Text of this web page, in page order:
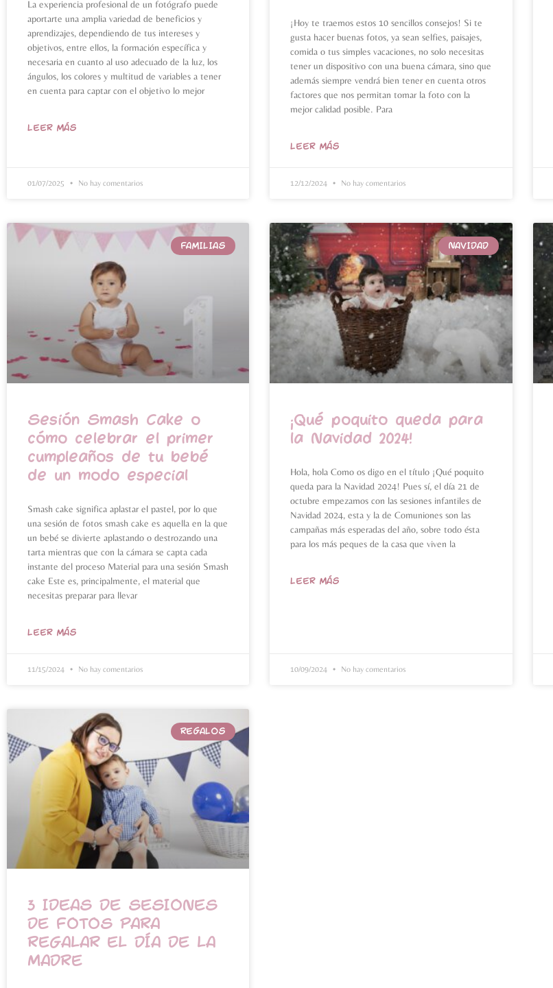
La experiencia profesional de un fotógrafo puede
aportarte una amplia variedad de beneficios y
aprendizajes, dependiendo de tus intereses y
objetivos, entre ellos, la formación específica y
necesaria en cuanto al uso adecuado de la luz, los
ángulos, los colores y multitud de variables a tener
en cuenta para captar con el objetivo lo mejor
LEER MÁS
01/07/2025 No hay comentarios
¡Hoy te traemos estos 10 sencillos consejos! Si te
gusta hacer buenas fotos, ya sean selfies, paisajes,
comida o tus simples vacaciones, no solo necesitas
tener un dispositivo con una buena cámara, sino que
además siempre vendrá bien tener en cuenta otros
factores que nos permitan tomar la foto con la
mejor calidad posible. Para
LEER MÁS
12/12/2024 No hay comentarios
FAMILIAS
Sesión Smash Cake o
cómo celebrar el primer
cumpleaños de tu bebé
de un modo especial
Smash cake significa aplastar el pastel, por lo que
una sesión de fotos smash cake es aquella en la que
un bebé se divierte aplastando o destrozando una
tarta mientras que con la cámara se capta cada
instante del proceso Material para una sesión Smash
cake Este es, principalmente, el material que
necesitas preparar para llevar
LEER MÁS
11/15/2024 No hay comentarios
NAVIDAD
¡Qué poquito queda para
la Navidad 2024!
Hola, hola Como os digo en el título ¡Qué poquito
queda para la Navidad 2024! Pues sí, el día 21 de
octubre empezamos con las sesiones infantiles de
Navidad 2024, esta y la de Comuniones son las
campañas más esperadas del año, sobre todo ésta
para los más peques de la casa que viven la
LEER MÁS
10/09/2024 No hay comentarios
REGALOS
3 IDEAS DE SESIONES
DE FOTOS PARA
REGALAR EL DÍA DE LA
MADRE